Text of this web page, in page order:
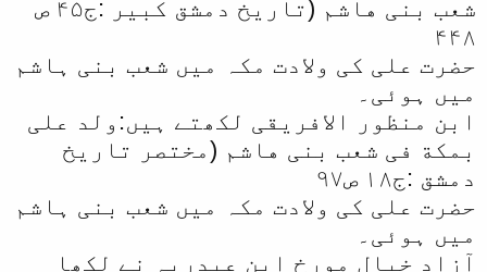
شعب بنی هاشم (تاریخ دمشق کبیر :ج۴۵ ص
۴۴۸
حضرت علی کی ولادت مکہ میں شعب بنی ہاشم
میں ہوئی۔
ابن منظور الافریقی لکھتے ہیں:ولد علی
بمکة فی شعب بنی هاشم (مختصر تاریخ
دمشق :ج١۸ ص۹۷
حضرت علی کی ولادت مکہ میں شعب بنی ہاشم
میں ہوئی۔
آزاد خیال مورخ ابن عبدربہ نے لکھا